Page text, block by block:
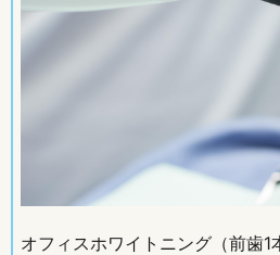
オフィスホワイトニング（前歯1